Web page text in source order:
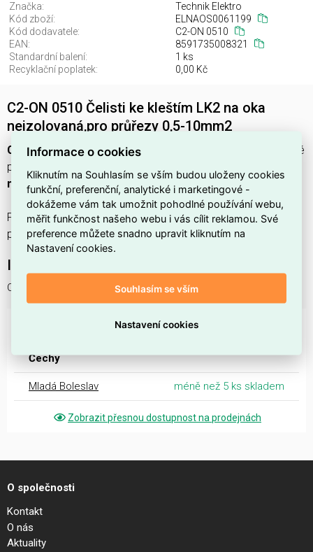
Značka:
Technik Elektro
Kód zboží:
ELNAOS0061199
Kód dodavatele:
C2-ON 0510
EAN:
8591735008321
Standardní balení:
1 ks
Recyklační poplatek:
0,00 Kč
C2-ON 0510 Čelisti ke kleštím LK2 na oka
neizolovaná,pro průřezy 0,5-10mm2
C2-ON 0510jsou neizolované čelisti
určené
pro výrobu a lisování oček na vodičích s průřezem
mm²
Produkt je k dispozici pod EAN8591735008321a umožňuje
přesné tvarování a lisování oček při elektroinstalacích.
C2-ON 0510 Čelisti k LK-2 na oka neizolo
DOSTUPNOST NA PRODEJNÁCH
Čechy
Mladá Boleslav méně než 5 ks skladem
Zobrazit přesnou dostupnost na prodejnách
O společnosti
Kontakt
O nás
Aktuality
Informace o cookies
Kliknutím na Souhlasím se vším budou uloženy cookies
funkční, preferenční, analytické i marketingové -
dokážeme vám tak umožnit pohodlné používání webu,
měřit funkčnost našeho webu i vás cílit reklamou. Své
preference můžete snadno upravit kliknutím na
Nastavení cookies.
Souhlasím se vším
Nastavení cookies